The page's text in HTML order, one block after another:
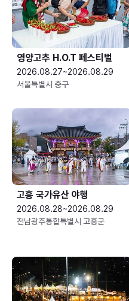
영양고추 H.O.T 페스티벌
2026.08.27~2026.08.29
서울특별시 중구
고흥 국가유산 야행
2026.08.28~2026.08.29
전남광주통합특별시 고흥군